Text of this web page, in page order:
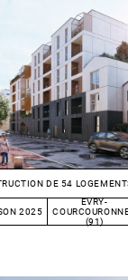
DE 54
2025
EVRY-
(91)